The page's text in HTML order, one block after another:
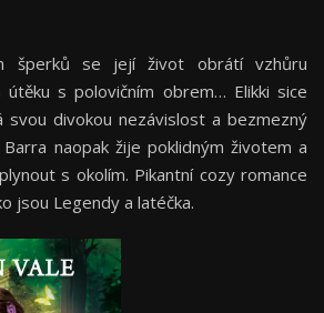
šperků se její život obrátí vzhůru
útěku s polovičním obrem… Elikki sice
svou divokou nezávislost a bezmezný
Barra naopak žije poklidným životem a
s okolím. Pikantní cozy romance
jsou Legendy a latéčka.